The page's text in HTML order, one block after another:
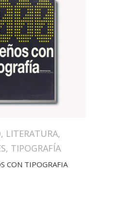
, LITERATURA,
, TIPOGRAFÍA
CON TIPOGRAFIA